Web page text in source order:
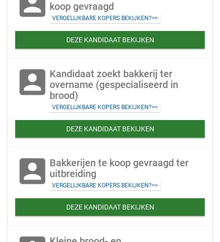
koop gevraagd
VERGELIJKBARE KOPERS BEKIJKEN?>>
DEZE KANDIDAAT BEKIJKEN
account_box Kandidaat zoekt bakkerij ter
overname (gespecialiseerd in
brood)
VERGELIJKBARE KOPERS BEKIJKEN?>>
DEZE KANDIDAAT BEKIJKEN
account_box Bakkerijen te koop gevraagd ter
uitbreiding
VERGELIJKBARE KOPERS BEKIJKEN?>>
DEZE KANDIDAAT BEKIJKEN